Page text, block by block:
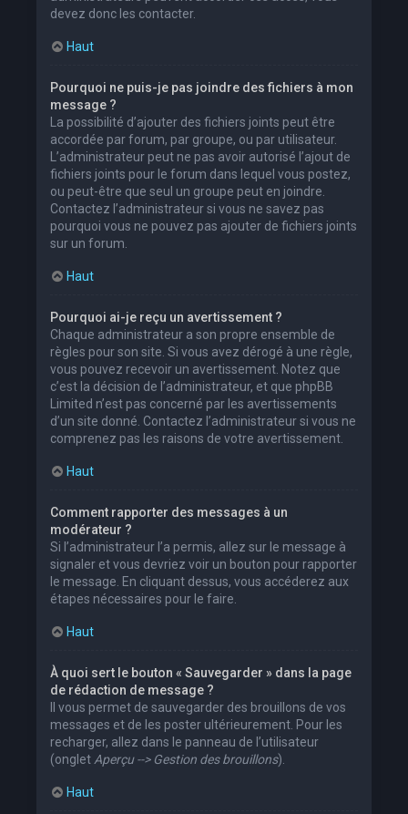
devez donc les contacter.
Haut
Pourquoi ne puis-je pas joindre des fichiers à mon
message ?
La possibilité d’ajouter des fichiers joints peut être
accordée par forum, par groupe, ou par utilisateur.
L’administrateur peut ne pas avoir autorisé l’ajout de
fichiers joints pour le forum dans lequel vous postez,
ou peut-être que seul un groupe peut en joindre.
Contactez l’administrateur si vous ne savez pas
pourquoi vous ne pouvez pas ajouter de fichiers joints
sur un forum.
Haut
Pourquoi ai-je reçu un avertissement ?
Chaque administrateur a son propre ensemble de
règles pour son site. Si vous avez dérogé à une règle,
vous pouvez recevoir un avertissement. Notez que
c’est la décision de l’administrateur, et que phpBB
Limited n’est pas concerné par les avertissements
d’un site donné. Contactez l’administrateur si vous ne
comprenez pas les raisons de votre avertissement.
Haut
Comment rapporter des messages à un
modérateur ?
Si l’administrateur l’a permis, allez sur le message à
signaler et vous devriez voir un bouton pour rapporter
le message. En cliquant dessus, vous accéderez aux
étapes nécessaires pour le faire.
Haut
À quoi sert le bouton « Sauvegarder » dans la page
de rédaction de message ?
Il vous permet de sauvegarder des brouillons de vos
messages et de les poster ultérieurement. Pour les
recharger, allez dans le panneau de l’utilisateur
(onglet Aperçu --> Gestion des brouillons).
Haut